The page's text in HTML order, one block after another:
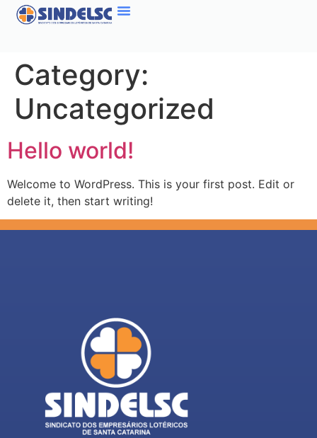
Category:
Uncategorized
Hello world!
Welcome to WordPress. This is your first post. Edit or
delete it, then start writing!